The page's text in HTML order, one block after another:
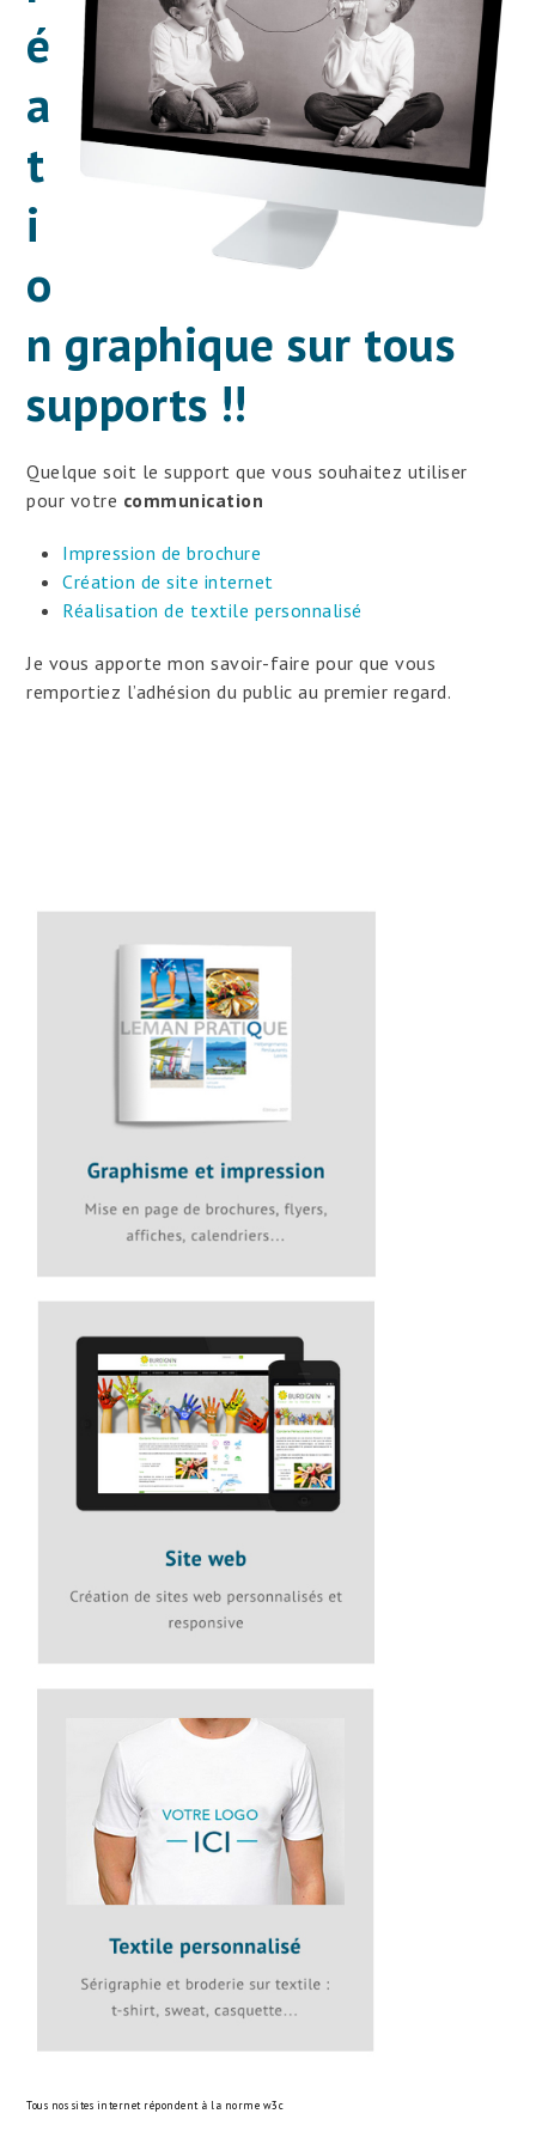
é
a
t
i
o
n graphique sur tous
supports !!
Quelque soit le support que vous souhaitez utiliser
pour votre communication
Impression de brochure
Création de site internet
Réalisation de textile personnalisé
Je vous apporte mon savoir-faire pour que vous
remportiez l’adhésion du public au premier regard.
Tous nos sites internet répondent à la norme w3c